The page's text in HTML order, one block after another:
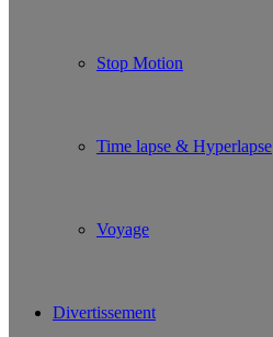
Stop Motion
Time lapse & Hyperlapse
Voyage
Divertissement